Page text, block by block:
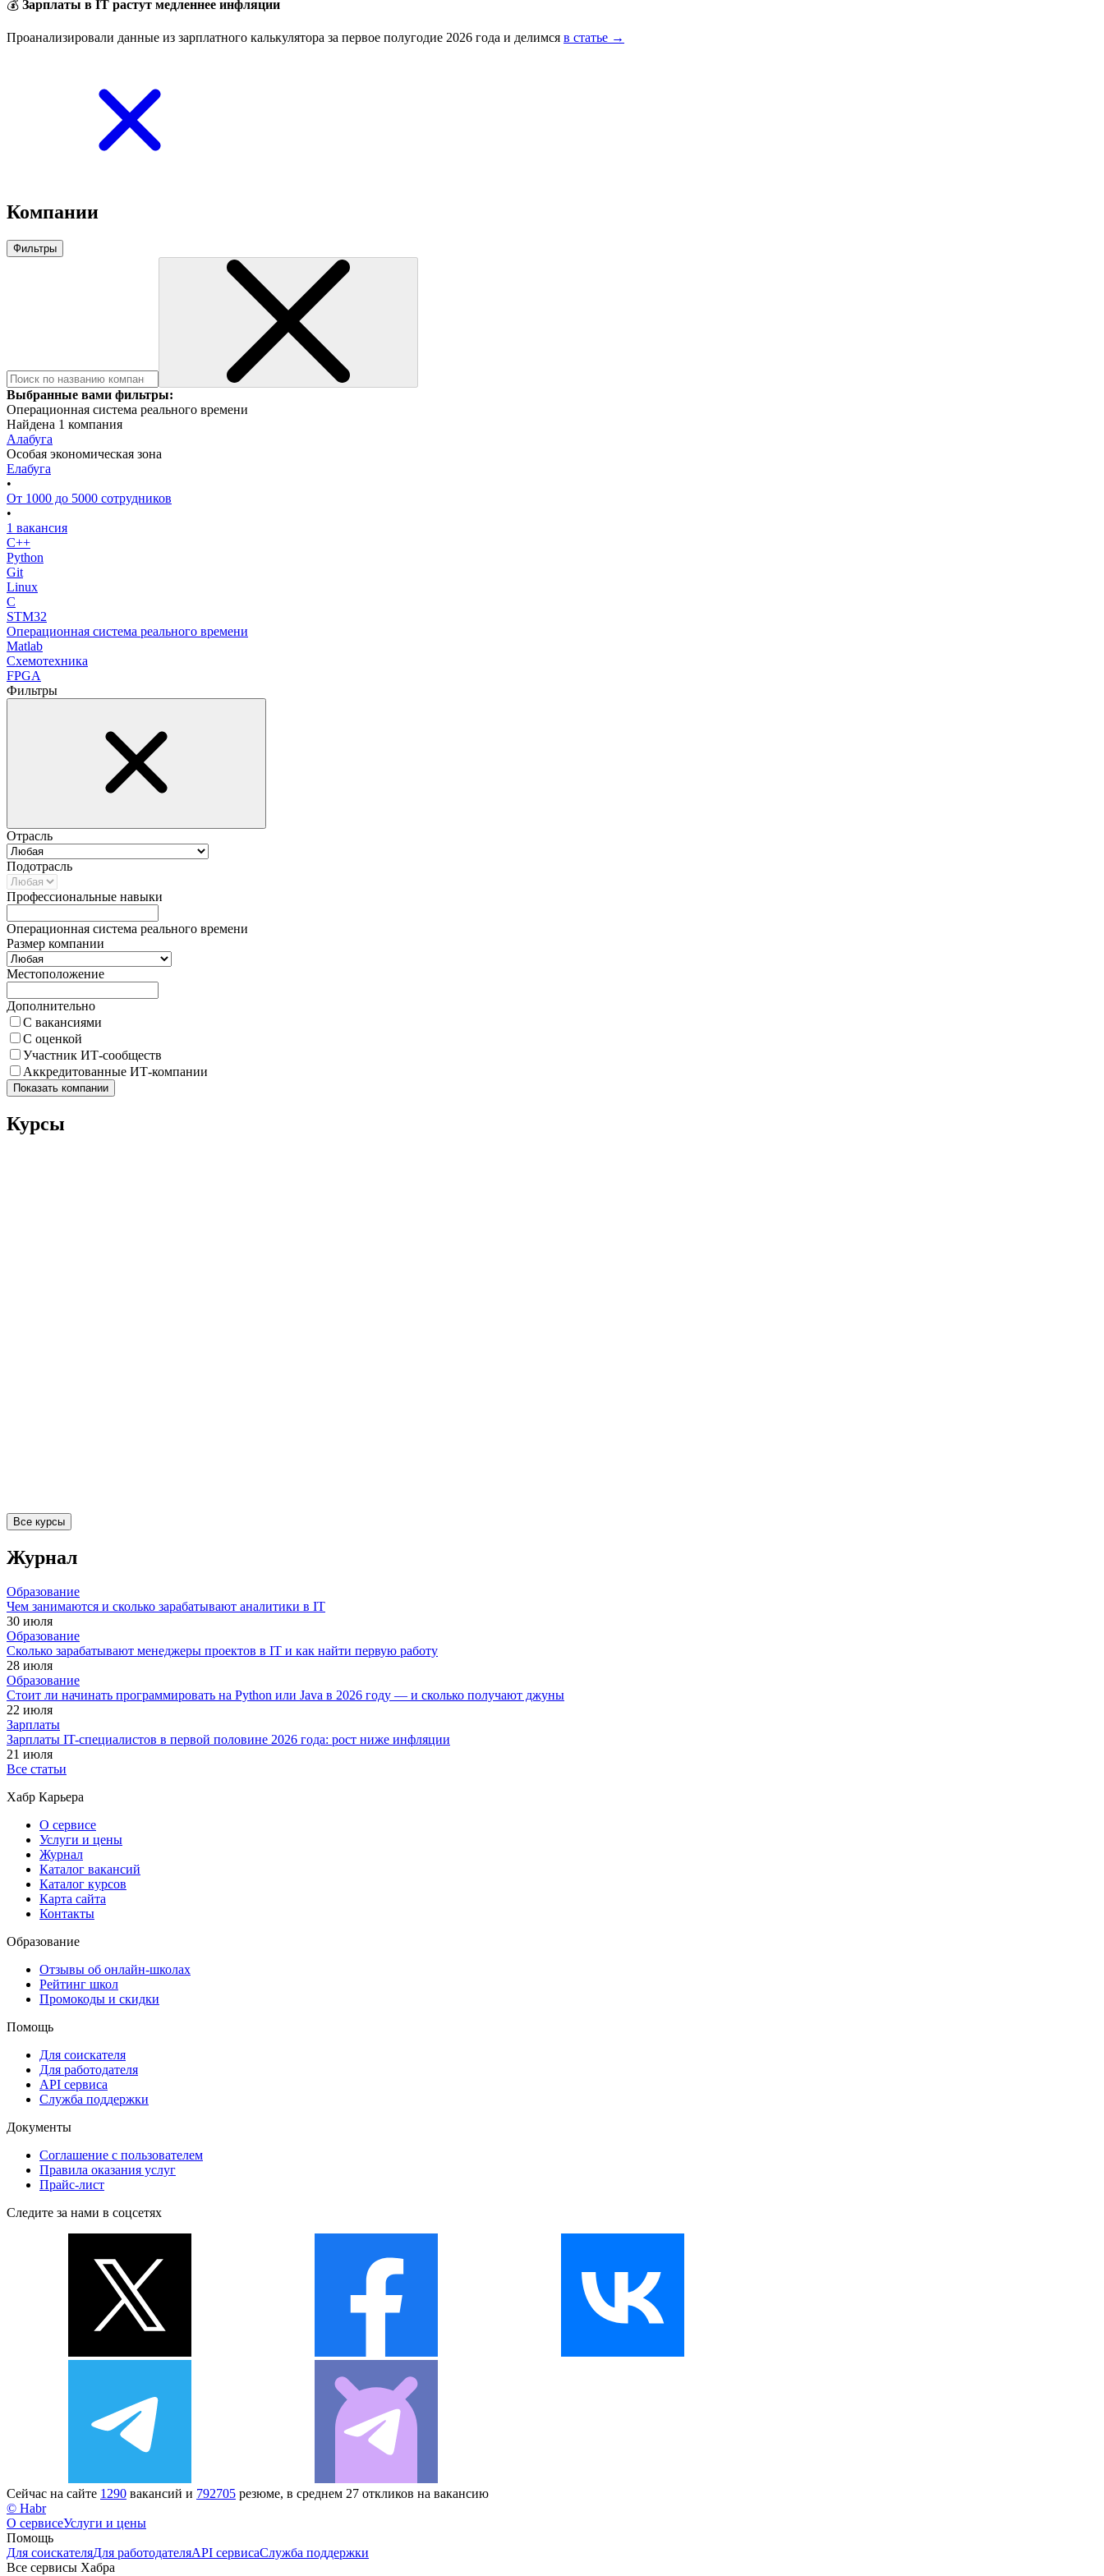
💰 Зарплаты в IT растут медленнее инфляции
Проанализировали данные из зарплатного калькулятора за первое полугодие 2026 года и делимся в статье →
Компании
Фильтры
Выбранные вами фильтры:
Операционная система реального времени
Найдена 1 компания
Алабуга
Особая экономическая зона
Елабуга
•
От 1000 до 5000 сотрудников
•
1 вакансия
C++
Python
Git
Linux
C
STM32
Операционная система реального времени
Matlab
Схемотехника
FPGA
Фильтры
Отрасль
Подотрасль
Профессиональные навыки
Операционная система реального времени
Размер компании
Местоположение
Дополнительно
С вакансиями
С оценкой
Участник ИТ-сообществ
Аккредитованные ИТ-компании
Показать компании
Курсы
Все курсы
Журнал
Образование
Чем занимаются и сколько зарабатывают аналитики в IT
30 июля
Образование
Сколько зарабатывают менеджеры проектов в IT и как найти первую работу
28 июля
Образование
Стоит ли начинать программировать на Python или Java в 2026 году — и сколько получают джуны
22 июля
Зарплаты
Зарплаты IT-специалистов в первой половине 2026 года: рост ниже инфляции
21 июля
Все статьи
Хабр Карьера
О сервисе
Услуги и цены
Журнал
Каталог вакансий
Каталог курсов
Карта сайта
Контакты
Образование
Отзывы об онлайн-школах
Рейтинг школ
Промокоды и скидки
Помощь
Для соискателя
Для работодателя
API сервиса
Служба поддержки
Документы
Соглашение с пользователем
Правила оказания услуг
Прайс-лист
Следите за нами в соцсетях
Сейчас на сайте 1290 вакансий и 792705 резюме, в среднем 27 откликов на вакансию
© Habr
О сервисеУслуги и цены
Помощь
Для соискателяДля работодателяAPI сервисаСлужба поддержки
Все сервисы Хабра